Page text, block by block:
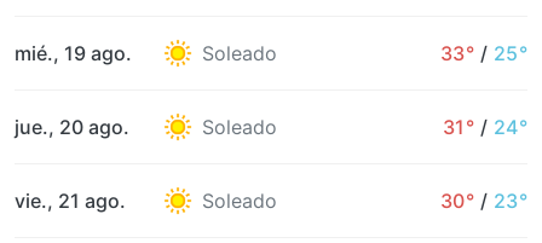
mié., 19 ago. Soleado 33° / 25°
jue., 20 ago. Soleado 31° / 24°
vie., 21 ago. Soleado 30° / 23°